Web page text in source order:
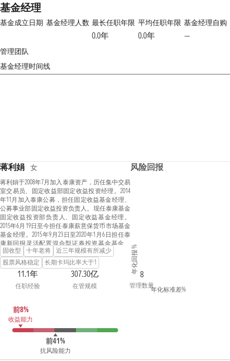
基金经理
基金成立日期 基金经理人数 最长任职年限
0.0年
平均任职年限
0.0年
基金经理自购
—
管理团队
基金经理时间线
蒋利娟 女
蒋利娟于2008年7月加入泰康资产，历任集中交易
室交易员、固定收益部固定收益投资经理。2014
年11月加入泰康公募，担任固定收益基金经理、
公募事业部固定收益投资负责人。现任泰康基金
固定收益投资部负责人、固定收益基金经理。
2015年6月19日至今担任泰康薪意保货币市场基金
基金经理。2015年9月23日至2020年1月6日担任泰
康新回报灵活配置混合型证券投资基金基金经
理。2015年12月8日至2016年12月27日担任泰康新
机遇灵活配置混合型证券投资基金基金经理。
2016年2月3日至今担任泰康稳健增利债券型证券
投资基金基金经理。2016年6月8日至今担任泰康
宏泰回报混合型证券投资基金基金经理。2017年1
合型证券投资基金基金经理。2017年6月15日至今
担任泰康兴泰回报沪港深混合型证券投资基金基
金经理。2017年8月30日至2019年5月9日担任泰康
年年红纯债一年定期开放债券型证券投资基金基
金经理。2017年9月8日至2020年3月26日担任泰康
现金管家货币市场基金基金经理。2018年5月30日
固收型 十年老将
近三年规模有所减少
股票风格稳定
长期卡玛比率大于1
11.1年
任职经验
307.30亿
在管规模
8
管理数量
前8%
收益能力
前41%
抗风险能力
风险回报
年化回报 %
年化标准差%